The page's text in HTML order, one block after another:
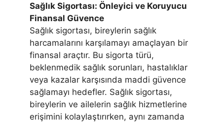
Sağlık Sigortası: Önleyici ve Koruyucu
Finansal Güvence
Sağlık sigortası, bireylerin sağlık
harcamalarını karşılamayı amaçlayan bir
finansal araçtır. Bu sigorta türü,
beklenmedik sağlık sorunları, hastalıklar
veya kazalar karşısında maddi güvence
sağlamayı hedefler. Sağlık sigortası,
bireylerin ve ailelerin sağlık hizmetlerine
erişimini kolaylaştırırken, aynı zamanda